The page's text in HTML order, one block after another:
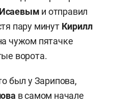
и отправил
пару минут Кирилл
чужом пятачке
ворота.
был у Зарипова,
в самом начале